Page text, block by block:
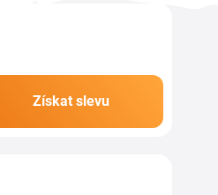
Získat slevu